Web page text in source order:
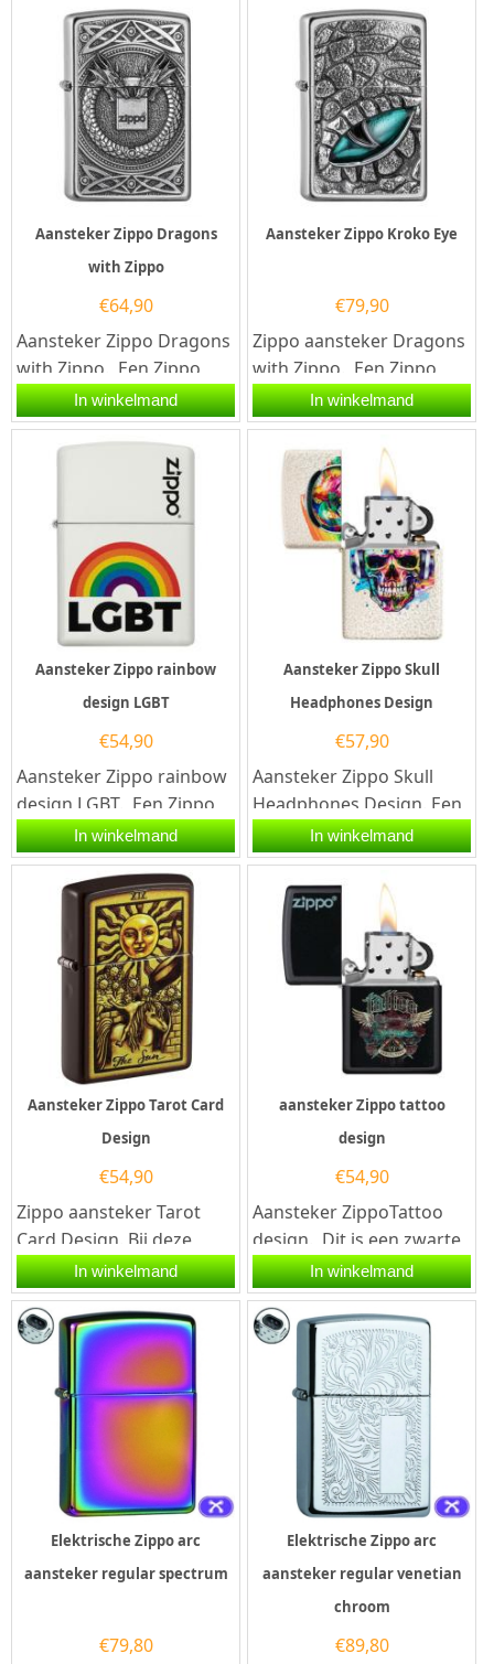
bedrukt...
Aansteker Zippo Dragons
with Zippo
€64,90
Aansteker Zippo Dragons
with Zippo. Een Zippo
aansteker is een
kwalitatief...
In winkelmand
Aansteker Zippo Kroko Eye
€79,90
Zippo aansteker Dragons
with Zippo. Een Zippo
aansteker is een
kwalitatief...
In winkelmand
Aansteker Zippo rainbow
design LGBT
€54,90
Aansteker Zippo rainbow
design LGBT. Een Zippo
aansteker is een zeer
kwalitatieve aanstekers
met...
In winkelmand
Aansteker Zippo Skull
Headphones Design
€57,90
Aansteker Zippo Skull
Headphones Design. Een
Zippo aansteker is een
kwalitatief...
In winkelmand
Aansteker Zippo Tarot Card
Design
€54,90
Zippo aansteker Tarot
Card Design. Bij deze
aansteker is de zon
gegraveerd en staat daar
dus ook...
In winkelmand
aansteker Zippo tattoo
design
€54,90
Aansteker ZippoTattoo
design. Dit is een zwarte
Zippo aansteker met een
tattoo afdruk en...
In winkelmand
Elektrische Zippo arc
aansteker regular spectrum
€79,80
Elektrische Zippo arc
aansteker regular venetian
chroom
€89,80